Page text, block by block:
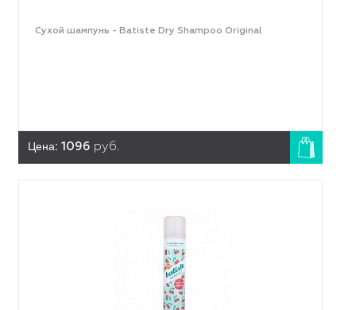
Сухой шампунь - Batiste Dry Shampoo Original
Цена: 1096 руб.